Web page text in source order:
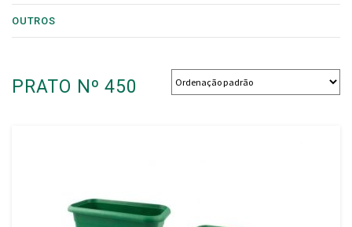
OUTROS
PRATO Nº 450